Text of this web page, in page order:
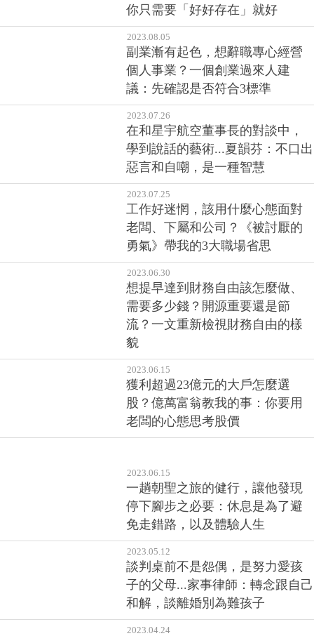
你只需要「好好存在」就好
2023.08.05
副業漸有起色，想辭職專心經營
個人事業？一個創業過來人建
議：先確認是否符合3標準
2023.07.26
在和星宇航空董事長的對談中，
學到說話的藝術...夏韻芬：不口出
惡言和自嘲，是一種智慧
2023.07.25
工作好迷惘，該用什麼心態面對
老闆、下屬和公司？《被討厭的
勇氣》帶我的3大職場省思
2023.06.30
想提早達到財務自由該怎麼做、
需要多少錢？開源重要還是節
流？一文重新檢視財務自由的樣
貌
2023.06.15
獲利超過23億元的大戶怎麼選
2023.06.15
一趟朝聖之旅的健行，讓他發現
停下腳步之必要：休息是為了避
免走錯路，以及體驗人生
2023.05.12
談判桌前不是怨偶，是努力愛孩
子的父母...家事律師：轉念跟自己